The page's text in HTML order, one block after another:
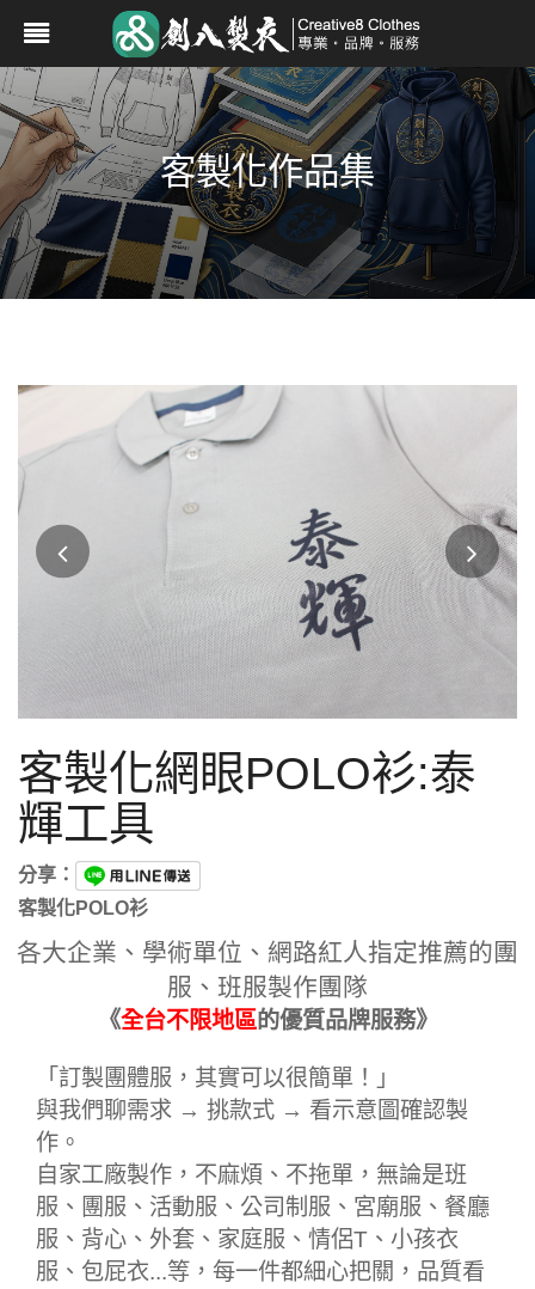
客製化作品集
客製化網眼POLO衫:泰
輝工具
分享：
客製化POLO衫
各大企業、學術單位、網路紅人指定推薦的團
服、班服製作團隊
《全台不限地區的優質品牌服務》
「訂製團體服，其實可以很簡單！」
與我們聊需求 → 挑款式 → 看示意圖確認製
作。
自家工廠製作，不麻煩、不拖單，無論是班
服、團服、活動服、公司制服、宮廟服、餐廳
服、背心、外套、家庭服、情侶T、小孩衣
服、包屁衣...等，每一件都細心把關，品質看